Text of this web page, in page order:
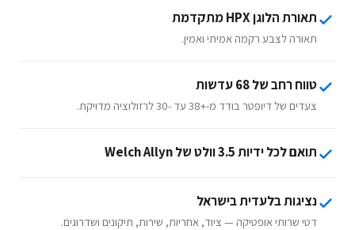
תאורת הלוגן HPX מתקדמת
תאורה לצבע רקמה אמיתי ואמין.
טווח רחב של 68 עדשות
צעדים של דיופטר בודד מ-+38 עד -30 לרזולוציה מדויקת.
תואם לכל ידיות 3.5 וולט של Welch Allyn
נציגות בלעדית בישראל
דטי שרותי אופטיקה — ציוד, אחריות, שירות, תיקונים ושדרוגים.